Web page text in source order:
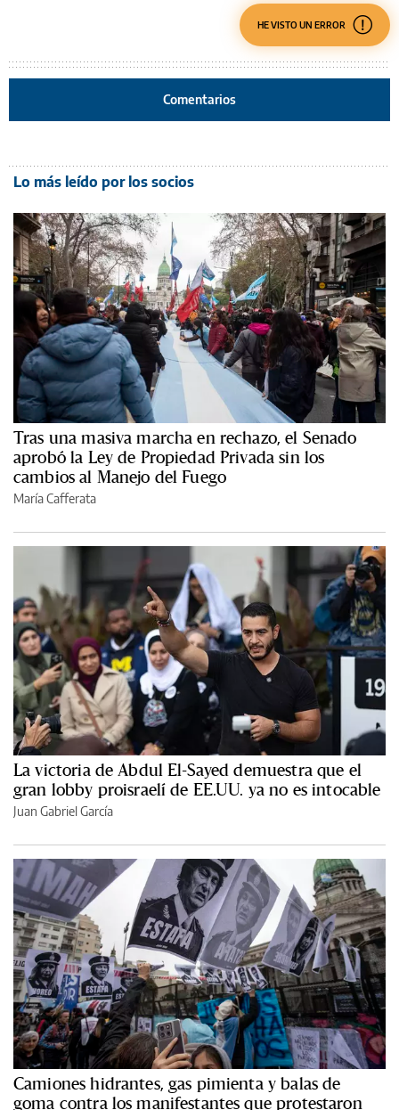
HE VISTO UN ERROR
Comentarios
Lo más leído por los socios
Tras una masiva marcha en rechazo, el Senado
aprobó la Ley de Propiedad Privada sin los
cambios al Manejo del Fuego
María Cafferata
La victoria de Abdul El-Sayed demuestra que el
gran lobby proisraelí de EE.UU. ya no es intocable
Juan Gabriel García
Camiones hidrantes, gas pimienta y balas de
goma contra los manifestantes que protestaron